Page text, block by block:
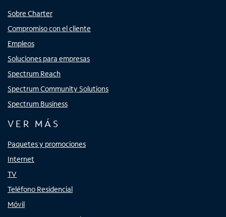
Sobre Charter
Compromiso con el cliente
Empleos
Soluciones para empresas
Spectrum Reach
Spectrum Community Solutions
Spectrum Business
VER MÁS
Paquetes y promociones
Internet
TV
Teléfono Residencial
Móvil